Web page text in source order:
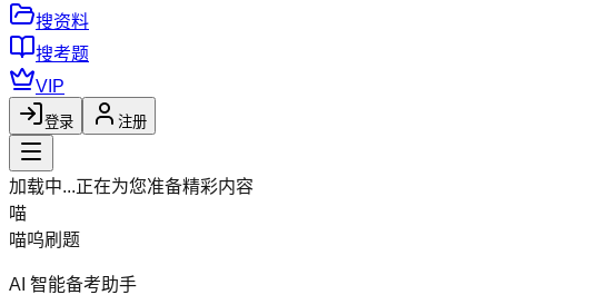
搜资料
搜考题
VIP
登录 注册
加载中...正在为您准备精彩内容
喵
喵呜刷题
AI 智能备考助手